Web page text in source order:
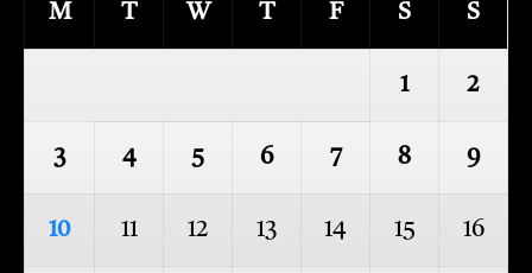
M T W T F S S
1 2
3 4 5 6 7 8 9
10 11 12 13 14 15 16